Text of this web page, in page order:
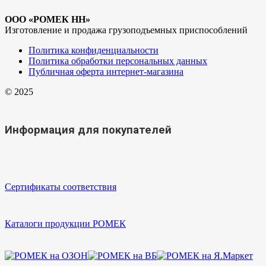
ООО «РОМЕК НН»
Изготовление и продажа грузоподъемных приспособлений
Политика конфиденциальности
Политика обработки персональных данных
Публичная оферта интернет-магазина
© 2025
Информация для покупателей
Сертификаты соответствия
Каталоги продукции РОМЕК